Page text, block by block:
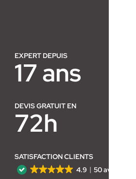
EXPERT DEPUIS
17 ans
DEVIS GRATUIT EN
72h
SATISFACTION CLIENTS
4.9
50 avis